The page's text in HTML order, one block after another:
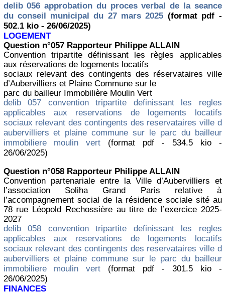
delib 056 approbation du proces verbal de la seance
du conseil municipal du 27 mars 2025 (format pdf -
502.1 kio - 26/06/2025)
LOGEMENT
Question n°057 Rapporteur Philippe ALLAIN
Convention tripartite définissant les règles applicables
aux réservations de logements locatifs
sociaux relevant des contingents des réservataires ville
d’Aubervilliers et Plaine Commune sur le
parc du bailleur Immobilière Moulin Vert
delib 057 convention tripartite definissant les regles
applicables aux reservations de logements locatifs
sociaux relevant des contingents des reservataires ville d
aubervilliers et plaine commune sur le parc du bailleur
immobiliere moulin vert (format pdf - 534.5 kio -
26/06/2025)
Question n°058 Rapporteur Philippe ALLAIN
Convention partenariale entre la Ville d’Aubervilliers et
l’association Soliha Grand Paris relative à
l’accompagnement social de la résidence sociale sité au
78 rue Léopold Rechossière au titre de l’exercice 2025-
2027
delib 058 convention tripartite definissant les regles
applicables aux reservations de logements locatifs
sociaux relevant des contingents des reservataires ville d
aubervilliers et plaine commune sur le parc du bailleur
immobiliere moulin vert (format pdf - 301.5 kio -
26/06/2025)
FINANCES